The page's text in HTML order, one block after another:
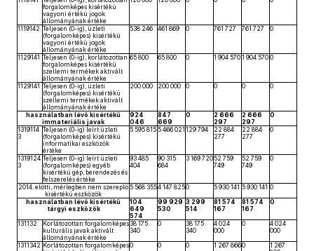
forgalomképes kisértékű
vagyoni értékű jogok
állományának értéke
1119142 Teljesen (0-ig), üzleti
(forgalomképes) kisértékű
vagyoni értékű jogok
állományának értéke
538 246 461 869 0 761 727 761 727 0
1129141 Teljesen (0-ig), korlátozottan
forgalomképes kisértékű
szellemi termékek aktivált
állományának értéke
65 800 65 800 0 1 904 570 1 904 570 0
1129141 Teljesen (0-ig), üzleti
(forgalomképes) kisértékű
szellemi termékek aktivált
állományának értéke
200 000 200 000 0 0 0 0
használatban lévő kisértékű
immateriális javak
924
046
847
669
0
2 666
297
2 666
297
0
1319114
3
Teljesen (0-ig) leírt üzleti
(forgalomképes) kisértékű
informatikai eszközök
értéke
5 595 815 5 466 021 129 794
22 884
277
22 884
277
0
1319124
3
Teljesen (0-ig) leírt üzleti
(forgalomképes) egyéb
kisértékű gép, berendezés és
felszerelés értéke
93 485
404
90 315
684
3 169 720 52 759
749
52 759
749
0
2014. előtti, mérlegben nem szereplő
kisértékű eszközök
5 568 3554 147 8250 5 930 141 5 930 141 0
használatban lévő kisértékű
tárgyi eszközök
104
649
574
99 929
530
3 299
514
81 574
167
81 574
167
0
131132
Korlátozottan forgalomképes
kulturális javak aktivált
állományának értéke
38 175
340
0
38 175
340
4 024
000
0
4 024
000
1311342 Korlátozottan forgalomképes0 0 0 1 267 8660
1 267